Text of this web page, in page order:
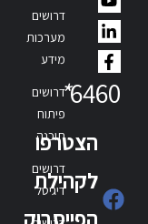
6460
*
הצטרפו
לקהילת
דרושים
מערכות
מידע
דרושים
פיתוח
תוכנה
דרושים
דיגיטל